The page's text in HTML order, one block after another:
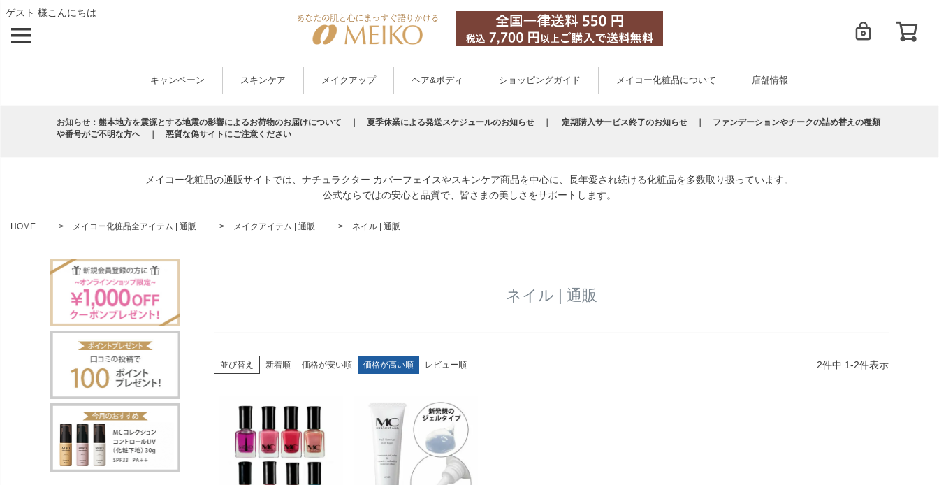
ゲスト 様こんにちは
キャンペーン スキンケア メイクアップ ヘア&ボディ ショッピングガイド メイコー化粧品について 店舗情報
お知らせ： 熊本地方を震源とする地震の影響によるお荷物のお届けについて 夏季休業による発送スケジュールのお知らせ 定期購入サービス終了のお知らせ
ファンデーションやチークの詰め替えの種類
や番号がご不明な方へ｜ 悪質な偽サイトにご注意ください
メイコー化粧品の通販サイトでは、ナチュラクター カバーフェイスやスキンケア商品を中心に、長年愛され続ける化粧品を多数取り扱っています。
公式ならではの安心と品質で、皆さまの美しさをサポートします。
HOME メイコー化粧品全アイテム | 通販 メイクアイテム | 通販 ネイル | 通販
ネイル | 通販
並び替え 新着順 価格が安い順 価格が高い順 レビュー順 2件中 1-2件表示